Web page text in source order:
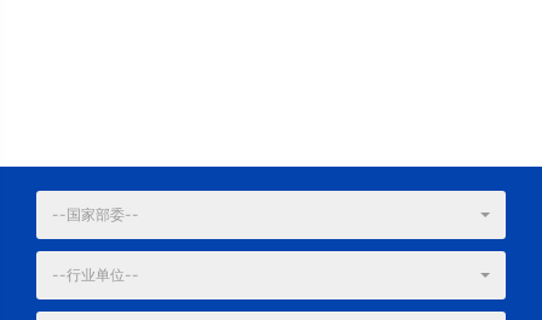
--国家部委--
--行业单位--